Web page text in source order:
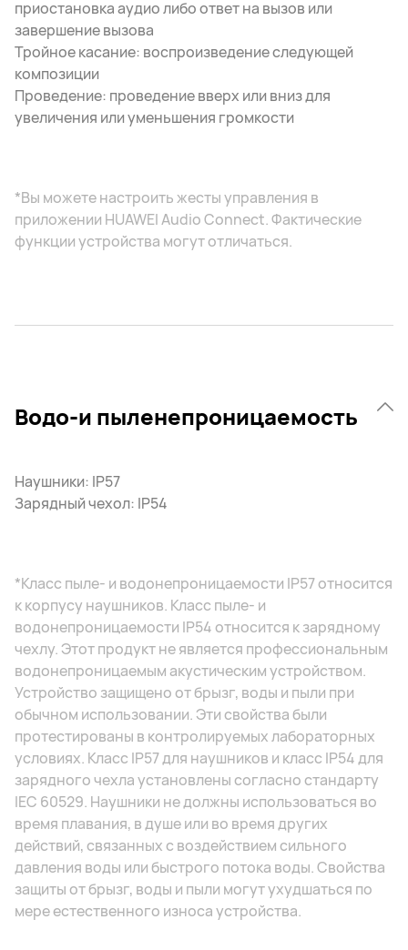
приостановка аудио либо ответ на вызов или
завершение вызова
Тройное касание: воспроизведение следующей
композиции
Проведение: проведение вверх или вниз для
увеличения или уменьшения громкости
*Вы можете настроить жесты управления в
приложении HUAWEI Audio Connect. Фактические
функции устройства могут отличаться.
Водо-и пыленепроницаемость
Наушники: IP57
Зарядный чехол: IP54
*Класс пыле- и водонепроницаемости IP57 относится
к корпусу наушников. Класс пыле- и
водонепроницаемости IP54 относится к зарядному
чехлу. Этот продукт не является профессиональным
водонепроницаемым акустическим устройством.
Устройство защищено от брызг, воды и пыли при
обычном использовании. Эти свойства были
протестированы в контролируемых лабораторных
условиях. Класс IP57 для наушников и класс IP54 для
зарядного чехла установлены согласно стандарту
IEC 60529. Наушники не должны использоваться во
время плавания, в душе или во время других
действий, связанных с воздействием сильного
давления воды или быстрого потока воды. Свойства
защиты от брызг, воды и пыли могут ухудшаться по
мере естественного износа устройства.